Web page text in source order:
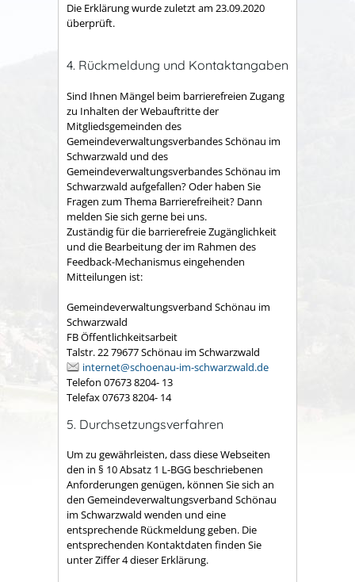
Die Erklärung wurde zuletzt am 23.09.2020
überprüft.
4. Rückmeldung und Kontaktangaben
Sind Ihnen Mängel beim barrierefreien Zugang
zu Inhalten der Webauftritte der
Mitgliedsgemeinden des
Gemeindeverwaltungsverbandes Schönau im
Schwarzwald und des
Gemeindeverwaltungsverbandes Schönau im
Schwarzwald aufgefallen? Oder haben Sie
Fragen zum Thema Barrierefreiheit? Dann
melden Sie sich gerne bei uns.
Zuständig für die barrierefreie Zugänglichkeit
und die Bearbeitung der im Rahmen des
Feedback-Mechanismus eingehenden
Mitteilungen ist:
Gemeindeverwaltungsverband Schönau im
Schwarzwald
FB Öffentlichkeitsarbeit
Talstr. 22 79677 Schönau im Schwarzwald
internet@schoenau-im-schwarzwald.de
Telefon 07673 8204- 13
Telefax 07673 8204- 14
5. Durchsetzungsverfahren
Um zu gewährleisten, dass diese Webseiten
den in § 10 Absatz 1 L-BGG beschriebenen
Anforderungen genügen, können Sie sich an
den Gemeindeverwaltungsverband Schönau
im Schwarzwald wenden und eine
entsprechende Rückmeldung geben. Die
entsprechenden Kontaktdaten finden Sie
unter Ziffer 4 dieser Erklärung.